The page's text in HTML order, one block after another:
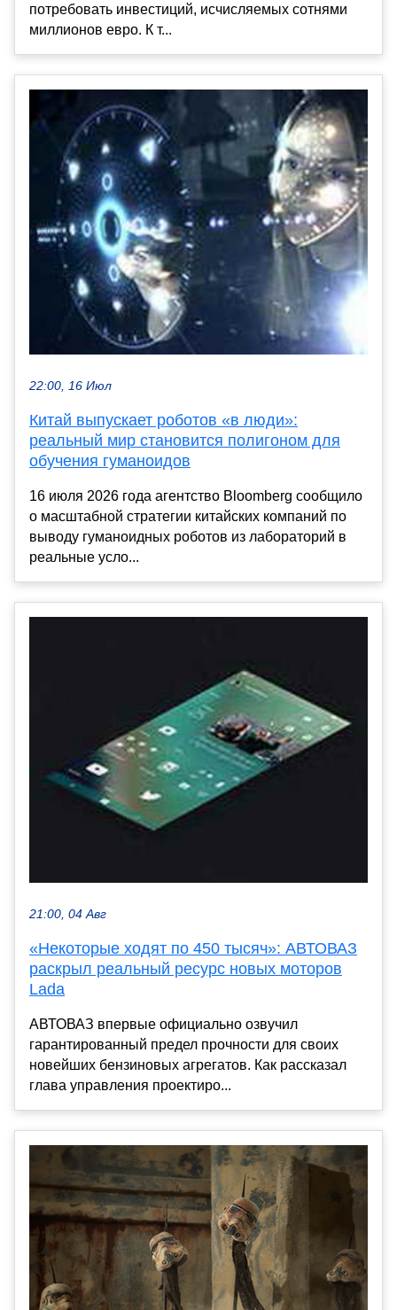
потребовать инвестиций, исчисляемых сотнями
миллионов евро. К т...
22:00, 16 Июл
Китай выпускает роботов «в люди»:
реальный мир становится полигоном для
обучения гуманоидов
16 июля 2026 года агентство Bloomberg сообщило
о масштабной стратегии китайских компаний по
выводу гуманоидных роботов из лабораторий в
реальные усло...
21:00, 04 Авг
«Некоторые ходят по 450 тысяч»: АВТОВАЗ
раскрыл реальный ресурс новых моторов
Lada
АВТОВАЗ впервые официально озвучил
гарантированный предел прочности для своих
новейших бензиновых агрегатов. Как рассказал
глава управления проектиро...